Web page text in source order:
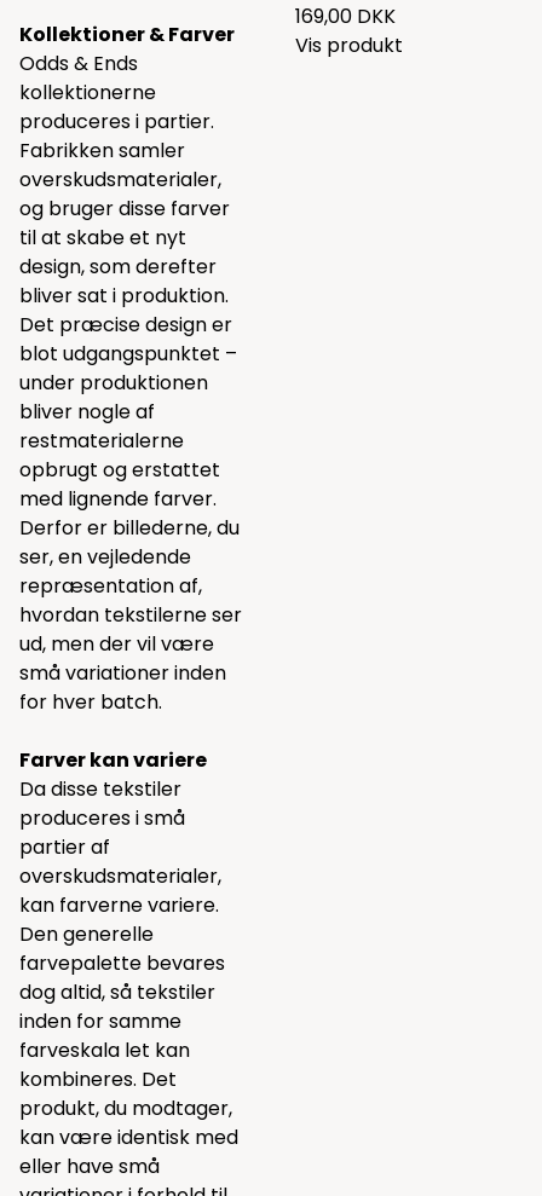
Kollektioner & Farver
Odds & Ends
kollektionerne
produceres i partier.
Fabrikken samler
overskudsmaterialer,
og bruger disse farver
til at skabe et nyt
design, som derefter
bliver sat i produktion.
Det præcise design er
blot udgangspunktet –
under produktionen
bliver nogle af
restmaterialerne
opbrugt og erstattet
med lignende farver.
Derfor er billederne, du
ser, en vejledende
repræsentation af,
hvordan tekstilerne ser
ud, men der vil være
små variationer inden
for hver batch.
Farver kan variere
Da disse tekstiler
produceres i små
partier af
overskudsmaterialer,
kan farverne variere.
Den generelle
farvepalette bevares
dog altid, så tekstiler
inden for samme
farveskala let kan
kombineres. Det
produkt, du modtager,
kan være identisk med
eller have små
169,00 DKK
Vis produkt